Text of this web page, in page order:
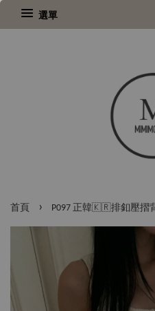
選單
首頁 › P097 正韓🇰🇷排釦壓摺